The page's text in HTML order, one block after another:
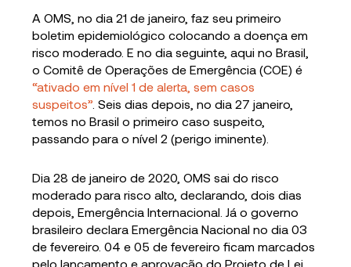
A OMS, no dia 21 de janeiro, faz seu primeiro
boletim epidemiológico colocando a doença em
risco moderado. E no dia seguinte, aqui no Brasil,
o Comitê de Operações de Emergência (COE) é
“ativado em nível 1 de alerta, sem casos
suspeitos” . Seis dias depois, no dia 27 janeiro,
temos no Brasil o primeiro caso suspeito,
passando para o nível 2 (perigo iminente).
Dia 28 de janeiro de 2020, OMS sai do risco
moderado para risco alto, declarando, dois dias
depois, Emergência Internacional. Já o governo
brasileiro declara Emergência Nacional no dia 03
de fevereiro. 04 e 05 de fevereiro ficam marcados
pelo lançamento e aprovação do Projeto de Lei